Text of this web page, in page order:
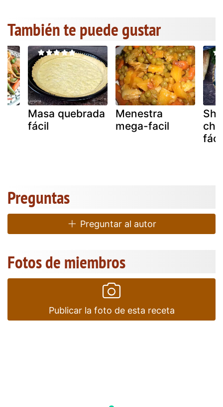
También te puede gustar
Masa quebrada
fácil
Menestra
mega-facil
Preguntas
Preguntar al autor
Fotos de miembros
Publicar la foto de esta receta